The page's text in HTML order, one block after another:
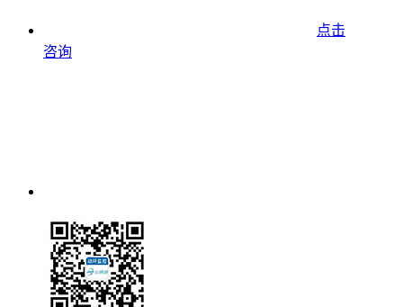
点击
咨询